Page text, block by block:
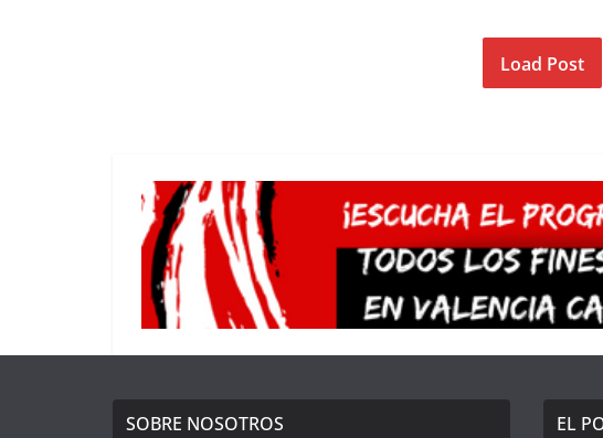
Load Post
SOBRE NOSOTROS EL